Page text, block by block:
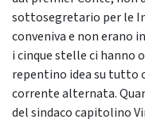
sottosegretario per le
conveniva e non erano
i cinque stelle ci hanno
repentino idea su tutto
corrente alternata.
del sindaco capitolino